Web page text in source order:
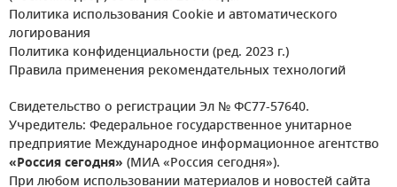
Политика использования Cookie и автоматического
логирования
Политика конфиденциальности (ред. 2023 г.)
Правила применения рекомендательных технологий
Свидетельство о регистрации Эл № ФС77-57640.
Учредитель: Федеральное государственное унитарное
предприятие Международное информационное агентство
«Россия сегодня» (МИА «Россия сегодня»).
При любом использовании материалов и новостей сайта